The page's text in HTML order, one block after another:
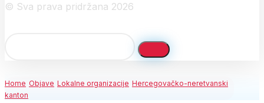
© Sva prava pridržana 2026
Home Objave Lokalne organizacije Hercegovačko-neretvanski
kanton